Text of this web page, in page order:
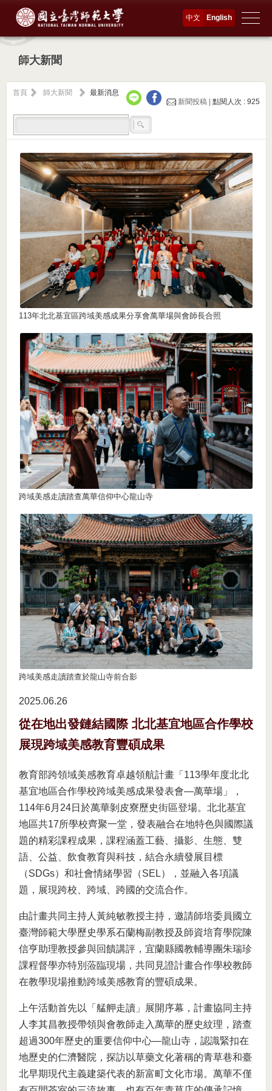
English
中文
師大新聞
首頁 師大新聞
最新消息
新聞投稿 |點閱人次 : 925
113年北北基宜區跨域美感成果分享會萬華場與會師長合照
跨域美感走讀踏查萬華信仰中心龍山寺
跨域美感走讀踏查於龍山寺前合影
2025.06 26
從在地出發鏈結國際 北北基宜地區合作學校
展現跨域美感教育豐碩成果
教育部跨領域美感教育卓越領航計畫「113學年度北北
基宜地區合作學校跨域美感成果發表會—萬華場」，
114年6月24日於萬華剝皮寮歷史街區登場。北北基宜
地區共17所學校齊聚一堂，發表融合在地特色與國際議
題的精彩課程成果，課程涵蓋工藝、攝影、生態、雙
語、公益、飲食教育與科技，結合永續發展目標
（SDGs）和社會情緒學習（SEL），並融入各項議
題，展現跨校、跨域、跨國的交流合作。
由計畫共同主持人黃純敏教授主持，邀請師培委員國立
臺灣師範大學歷史學系石蘭梅副教授及師資培育學院陳
信亨助理教授參與回饋講評，宜蘭縣國教輔導團朱瑞珍
課程督學亦特別蒞臨現場，共同見證計畫合作學校教師
在教學現場推動跨域美感教育的豐碩成果。
上午活動首先以「艋舺走讀」展開序幕，計畫協同主持
人李其昌教授帶領與會教師走入萬華的歷史紋理，踏查
超過300年歷史的重要信仰中心—龍山寺，認識緊扣在
地歷史的仁濟醫院，探訪以草藥文化著稱的青草巷和臺
北早期現代主義建築代表的新富町文化市場。萬華不僅